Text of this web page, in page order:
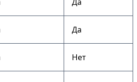
Да
Нет